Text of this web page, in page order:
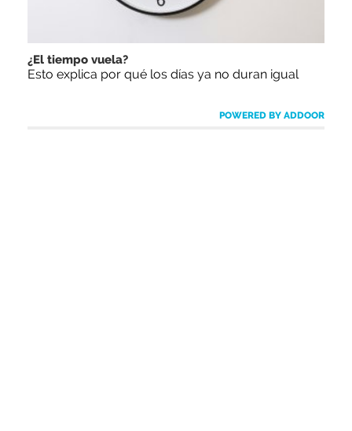
¿El tiempo vuela?
Esto explica por qué los días ya no duran igual
POWERED BY ADDOOR